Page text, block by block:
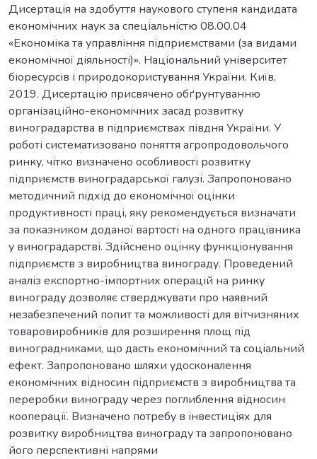
Дисертація на здобуття наукового ступеня кандидата
економічних наук за спеціальністю 08.00.04
«Економіка та управління підприємствами (за видами
економічної діяльності)». Національний університет
біоресурсів і природокористування України. Київ,
2019. Дисертацію присвячено обґрунтуванню
організаційно-економічних засад розвитку
виноградарства в підприємствах півдня України. У
роботі систематизовано поняття агропродовольчого
ринку, чітко визначено особливості розвитку
підприємств виноградарської галузі. Запропоновано
методичний підхід до економічної оцінки
продуктивності праці, яку рекомендується визначати
за показником доданої вартості на одного працівника
у виноградарстві. Здійснено оцінку функціонування
підприємств з виробництва винограду. Проведений
аналіз експортно-імпортних операцій на ринку
винограду дозволяє стверджувати про наявний
незабезпечений попит та можливості для вітчизняних
товаровиробників для розширення площ під
виноградниками, що дасть економічний та соціальний
ефект. Запропоновано шляхи удосконалення
економічних відносин підприємств з виробництва та
переробки винограду через поглиблення відносин
кооперації. Визначено потребу в інвестиціях для
розвитку виробництва винограду та запропоновано
його перспективні напрями